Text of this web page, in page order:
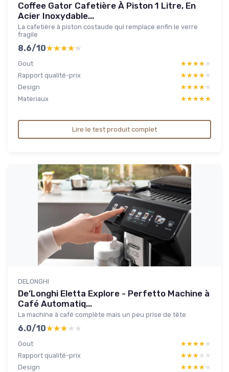
Coffee Gator Cafetière À Piston 1 Litre, En
Acier Inoxydable...
La cafetière à piston costaude qui remplace enfin le verre
fragile
8.6/10★★★★★
★★★★★
Gout ★★★★★
★★★★★
Rapport qualité-prix
★★★★★
★★★★★
Design
★★★★★
★★★★★
Materiaux
★★★★★
★★★★★
Lire le test produit complet
DELONGHI
De’Longhi Eletta Explore - Perfetto Machine à
Café Automatiq...
La machine à café complète mais un peu prise de tête
6.0/10★★★★★
★★★★★
Gout ★★★★★
★★★★★
Rapport qualité-prix
★★★★★
★★★★★
Design
★★★★★
★★★★★